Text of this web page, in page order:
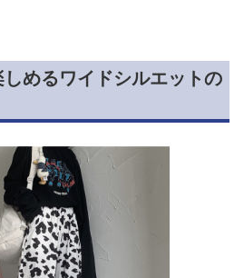
めるワイドシルエットの